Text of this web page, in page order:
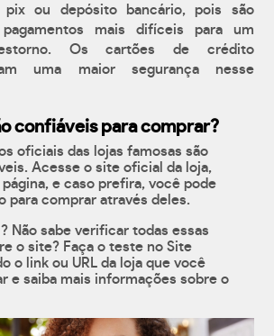
pix ou depósito bancário, pois são
mais difíceis para um
Os cartões de crédito
uma maior segurança nesse
confiáveis para comprar?
oficiais das lojas famosas são
Acesse o site oficial da loja,
e caso prefira, você pode
para comprar através deles.
Não sabe verificar todas essas
o site? Faça o teste no Site
o link ou URL da loja que você
e saiba mais informações sobre o